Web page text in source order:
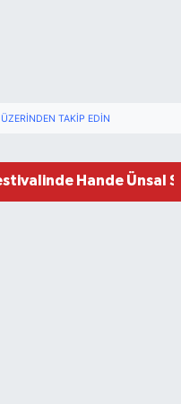
TAKIP EDIN
Hande Ünsal